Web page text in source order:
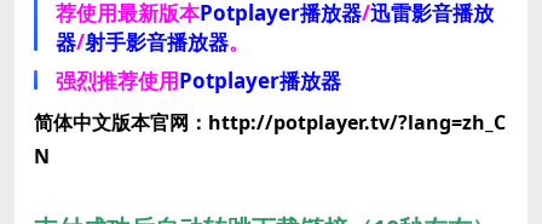
荐使用最新版本Potplayer播放器/迅雷影音播放
器/射手影音播放器。
强烈推荐使用Potplayer播放器
简体中文版本官网：http://potplayer.tv/?lang=zh_C
N